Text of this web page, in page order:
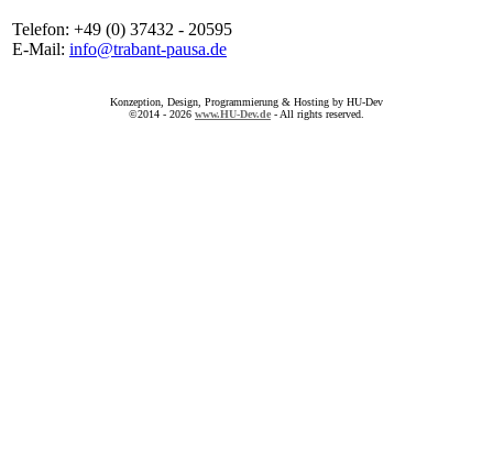
Telefon: +49 (0) 37432 - 20595
E-Mail: info@trabant-pausa.de
Konzeption, Design, Programmierung & Hosting by HU-Dev
©2014 - 2026 www.HU-Dev.de - All rights reserved.